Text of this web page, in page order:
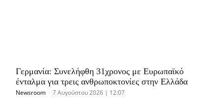
Γερμανία: Συνελήφθη 31χρονος με Ευρωπαϊκό
ένταλμα για τρεις ανθρωποκτονίες στην Ελλάδα
Newsroom - 7 Αυγούστου 2026 | 12:07